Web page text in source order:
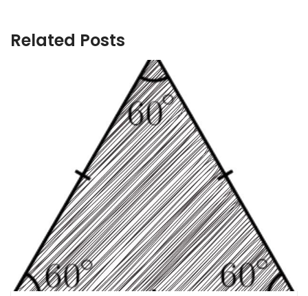
Related Posts